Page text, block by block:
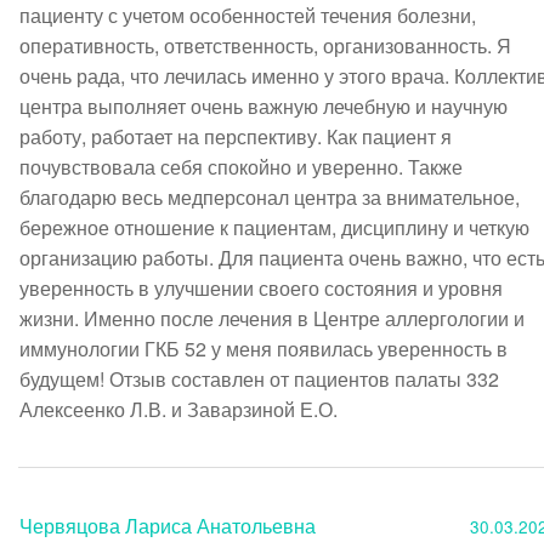
пациенту с учетом особенностей течения болезни,
оперативность, ответственность, организованность. Я
очень рада, что лечилась именно у этого врача.
центра выполняет очень важную лечебную и научную
работу, работает на перспективу. Как пациент я
почувствовала себя спокойно и уверенно. Также
благодарю весь медперсонал центра за внимательное,
бережное отношение к пациентам, дисциплину и четкую
организацию работы. Для пациента очень важно, что есть
уверенность в улучшении своего состояния и уровня
жизни. Именно после лечения в Центре аллергологии и
иммунологии ГКБ 52 у меня появилась уверенность в
будущем! Отзыв составлен от пациентов палаты 332
Алексеенко Л.В. и Заварзиной Е.О.
Червяцова Лариса Анатольевна